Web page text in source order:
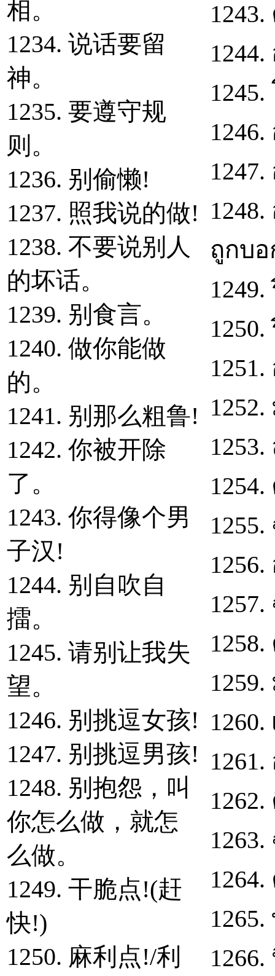
相。
1234. 说话要留
神。
1235. 要遵守规
则。
1236. 别偷懒!
1237. 照我说的做!
1238. 不要说别人
的坏话。
1239. 别食言。
1240. 做你能做
的。
1241. 别那么粗鲁!
1242. 你被开除
了。
1243. 你得像个男
子汉!
1244. 别自吹自
擂。
1245. 请别让我失
望。
1246. 别挑逗女孩!
1247. 别挑逗男孩!
1248. 别抱怨，叫
你怎么做，就怎
么做。
1249. 干脆点!(赶
快!)
1250. 麻利点!/利
ถูกบอ